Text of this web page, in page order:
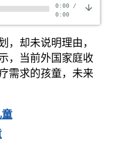
0:00/
0:00
，却未说明理由，
，当前外国家庭收
需求的孩童，未来